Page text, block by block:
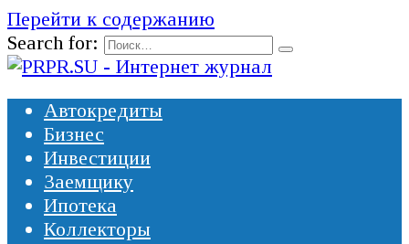
Перейти к содержанию
Search for:
Автокредиты
Бизнес
Инвестиции
Заемщику
Ипотека
Коллекторы